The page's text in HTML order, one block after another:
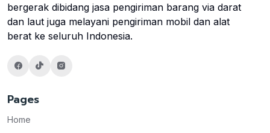
bergerak dibidang jasa pengiriman barang via darat
dan laut juga melayani pengiriman mobil dan alat
berat ke seluruh Indonesia.
Pages
Home